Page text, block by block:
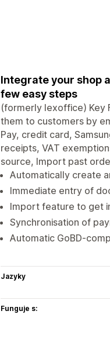
Integrate your shop
few easy steps
(formerly lexoffice) Key
them to customers by
Pay, credit card,
receipts, VAT
source, Import past
Automatically create
Immediate entry of
Import feature to get
Synchronisation of
Automatic GoBD-
Jazyky
Funguje s: